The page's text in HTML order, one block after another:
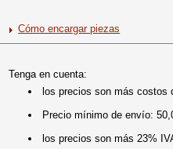
Cómo encargar piezas
Tenga en cuenta:
los precios son más costos
Precio mínimo de envío:
los precios son más 23%